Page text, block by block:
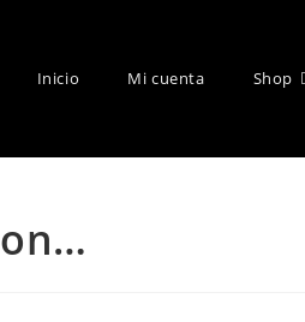
Inicio Mi cuenta Shop